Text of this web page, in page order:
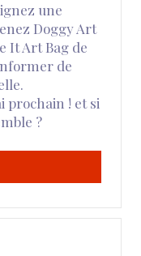
une
Doggy Art
It Art Bag de
de
prochain ! et si
?